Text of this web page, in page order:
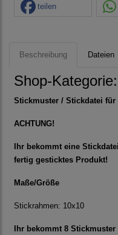
teilen
Beschreibung Dateien
Shop-Kategorie:
Stickmuster / Stickdatei
ACHTUNG!
Ihr bekommt eine
fertig gesticktes Produkt!
Maße/Größe
Stickrahmen: 10x10
Ihr bekommt 8 Stickmuster